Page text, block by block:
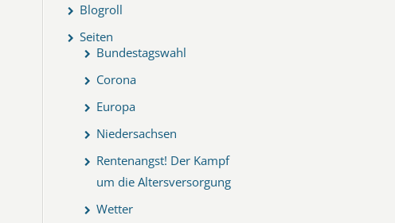
Blogroll
Seiten
Bundestagswahl
Corona
Europa
Niedersachsen
Rentenangst! Der Kampf
um die Altersversorgung
Wetter